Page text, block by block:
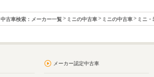
中古車検索：メーカー一覧 ミニの中古車 ミニの中古車 ミニ
メーカー認定中古車